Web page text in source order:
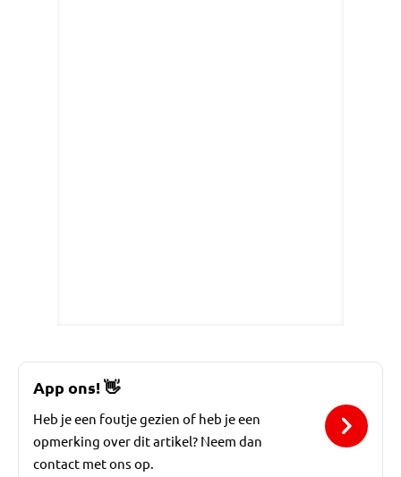
App ons!👋
Heb je een foutje gezien of heb je een
opmerking over dit artikel? Neem dan
contact met ons op.